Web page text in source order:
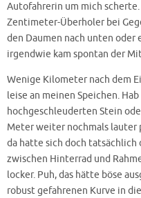
Autofahrerin um mich
Zentimeter-Überholer bei
den Daumen nach unten oder
irgendwie kam spontan der
Wenige Kilometer nach dem
leise an meinen Speichen.
hochgeschleuderten Stein
Meter weiter nochmals lauter
da hatte sich doch tatsächlich
zwischen Hinterrad und
locker. Puh, das hätte böse
robust gefahrenen Kurve in